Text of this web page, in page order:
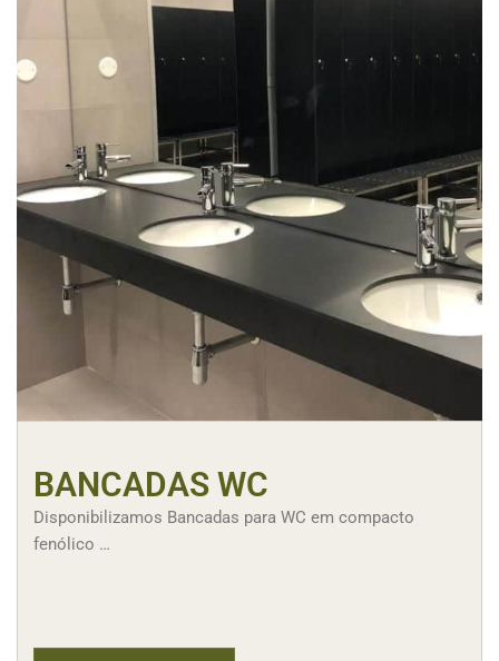
BANCADAS WC
Disponibilizamos Bancadas para WC em compacto
fenólico …